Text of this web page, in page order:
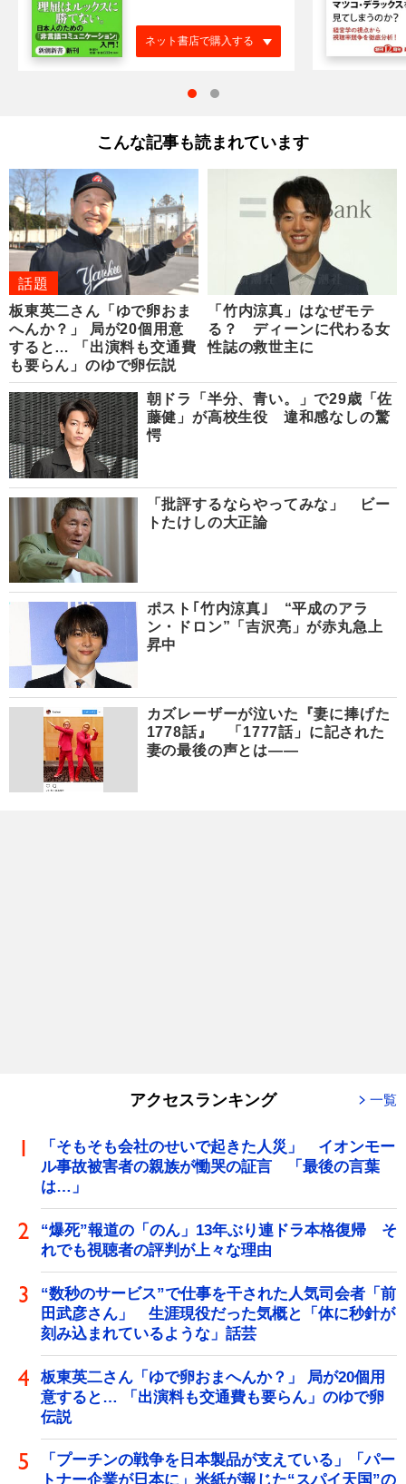
ネット書店で購入する
こんな記事も読まれています
話題
板東英二さん「ゆで卵おま
へんか？」 局が20個用意
すると… 「出演料も交通費
も要らん」のゆで卵伝説
「竹内涼真」はなぜモテ
る？ ディーンに代わる女
性誌の救世主に
朝ドラ「半分、青い。」で29歳「佐
藤健」が高校生役 違和感なしの驚
愕
「批評するならやってみな」 ビー
トたけしの大正論
ポスト｢竹内涼真｣ “平成のアラ
ン・ドロン”「吉沢亮」が赤丸急上
昇中
カズレーザーが泣いた『妻に捧げた
1778話』 「1777話」に記された
妻の最後の声とは――
アクセスランキング 一覧
「そもそも会社のせいで起きた人災」 イオンモー
ル事故被害者の親族が慟哭の証言 「最後の言葉
は…」
“爆死”報道の「のん」13年ぶり連ドラ本格復帰 そ
れでも視聴者の評判が上々な理由
“数秒のサービス”で仕事を干された人気司会者「前
田武彦さん」 生涯現役だった気概と「体に秒針が
刻み込まれているような」話芸
板東英二さん「ゆで卵おまへんか？」 局が20個用
意すると… 「出演料も交通費も要らん」のゆで卵
伝説
「プーチンの戦争を日本製品が支えている」「パー
トナー企業が日本に」米紙が報じた“スパイ天国”の